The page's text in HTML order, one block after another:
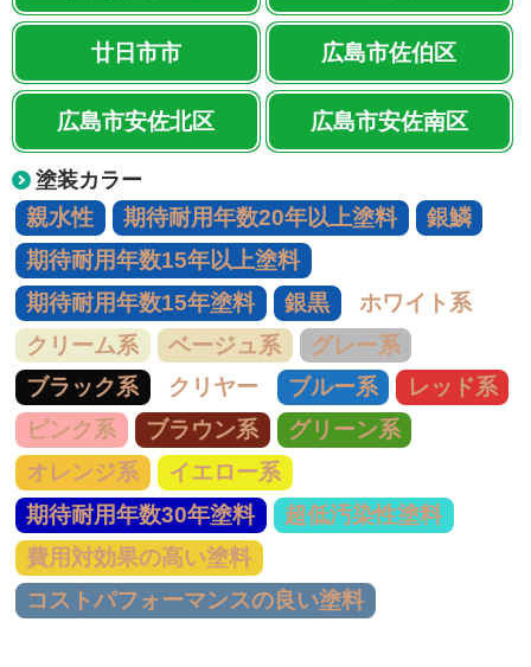
廿日市市 広島市佐伯区
広島市安佐北区 広島市安佐南区
塗装カラー
親水性 期待耐用年数20年以上塗料
銀鱗
期待耐用年数15年以上塗料
期待耐用年数15年塗料
銀黒
ホワイト系
クリーム系
ベージュ系
グレー系
ブラック系
クリヤー ブルー系
レッド系
ピンク系
ブラウン系
グリーン系
オレンジ系
イエロー系
期待耐用年数30年塗料
超低汚染性塗料
費用対効果の高い塗料
コストパフォーマンスの良い塗料